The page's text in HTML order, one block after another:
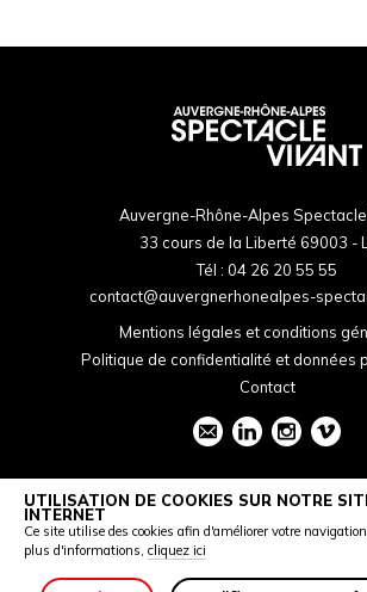
Auvergne-Rhône-Alpes
33 cours de la Liberté 69003 -
Tél : 04 26 20 55 55
contact@auvergnerhonealpes-
Mentions légales et conditions
Politique de confidentialité et données
Contact
UTILISATION DE COOKIES SUR NOTRE
INTERNET
Ce site utilise des cookies afin d'améliorer votre
plus d'informations, cliquez ici